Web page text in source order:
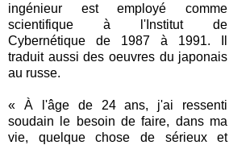
ingénieur est employé comme
scientifique à l'Institut de
Cybernétique de 1987 à 1991. Il
traduit aussi des oeuvres du japonais
au russe.
« À l'âge de 24 ans, j'ai ressenti
soudain le besoin de faire, dans ma
vie, quelque chose de sérieux et